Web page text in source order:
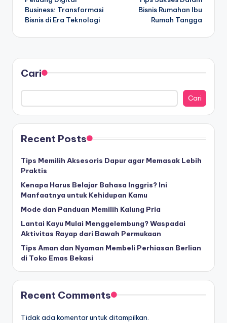
navigation
Business: Transformasi
Bisnis di Era Teknologi
Bisnis Rumahan Ibu
Rumah Tangga
Cari
Cari
Recent Posts
Tips Memilih Aksesoris Dapur agar Memasak Lebih
Praktis
Kenapa Harus Belajar Bahasa Inggris? Ini
Manfaatnya untuk Kehidupan Kamu
Mode dan Panduan Memilih Kalung Pria
Lantai Kayu Mulai Menggelembung? Waspadai
Aktivitas Rayap dari Bawah Permukaan
Tips Aman dan Nyaman Membeli Perhiasan Berlian
di Toko Emas Bekasi
Recent Comments
Tidak ada komentar untuk ditampilkan.